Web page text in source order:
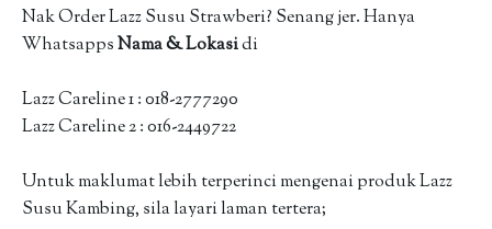
Nak Order Lazz Susu Strawberi? Senang jer. Hanya
WhatsappsNama & Lokasidi
Lazz Careline 1 : 018-2777290
Lazz Careline 2 : 016-2449722
Untuk maklumat lebih terperinci mengenai produk Lazz
Susu Kambing, sila layari laman tertera;